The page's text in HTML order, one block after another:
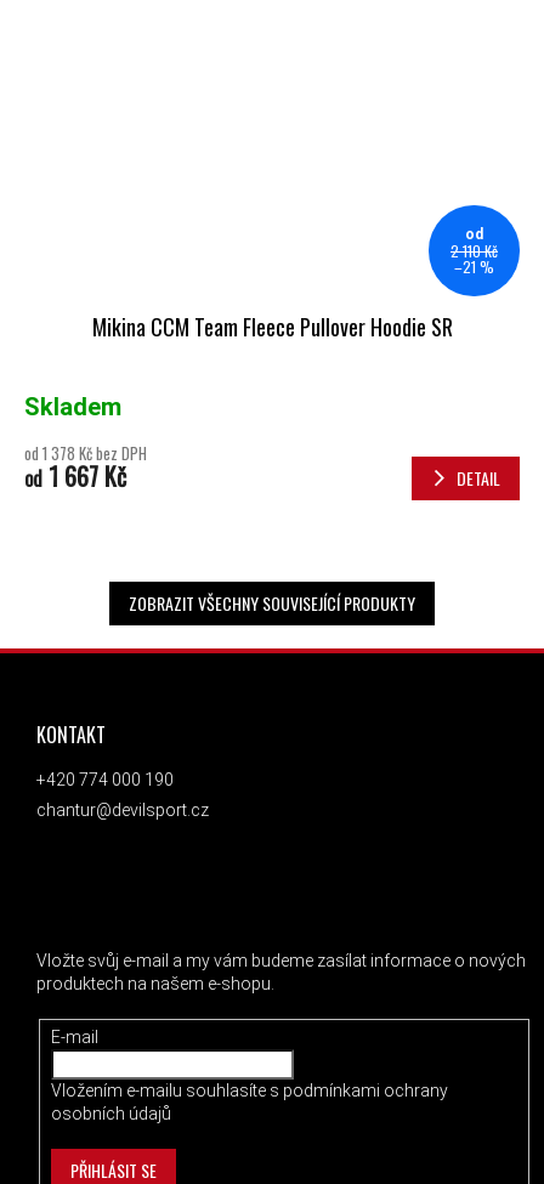
od
2 110 Kč
–21 %
Mikina CCM Team Fleece Pullover Hoodie SR
Skladem
od 1 378 Kč bez DPH
od 1 667 Kč DETAIL
ZOBRAZIT VŠECHNY SOUVISEJÍCÍ PRODUKTY
ZÁPATÍ
KONTAKT
+420 774 000 190
chantur@devilsport.cz
Vložte svůj e-mail a my vám budeme zasílat informace o nových
produktech na našem e-shopu.
E-mail
Vložením e-mailu souhlasíte s podmínkami ochrany
osobních údajů
PŘIHLÁSIT SE